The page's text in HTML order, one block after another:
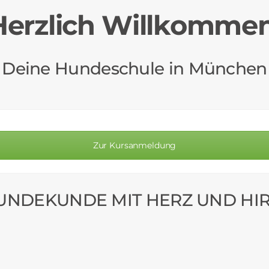
Deine Hundeschule in München
Zur Kursanmeldung
MIT HERZ UND